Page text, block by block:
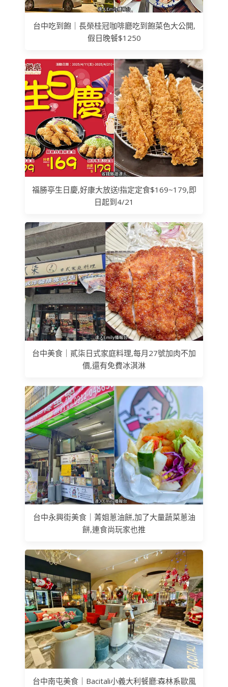
台中吃到飽｜長榮桂冠咖啡廳吃到飽菜色大公開,
假日晚餐$1250
福勝亭生日慶,好康大放送!指定定食$169~179,即
日起到4/21
台中美食｜貳柒日式家庭料理,每月27號加肉不加
價,還有免費冰淇淋
台中永興街美食｜菁姐蔥油餅,加了大量蔬菜蔥油
餅,連食尚玩家也推
台中南屯美食｜Bacitali小義大利餐廳:森林系歐風